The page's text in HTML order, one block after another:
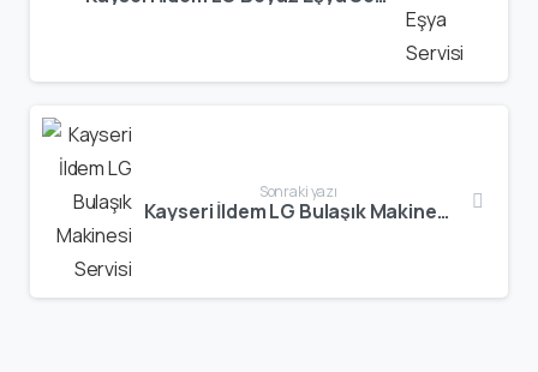
Sonraki yazı
Kayseri İldem LG Bulaşık Makinesi Servisi